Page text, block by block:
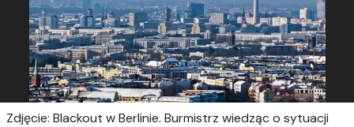
Zdjęcie: Blackout w Berlinie. Burmistrz wiedząc o sytuacji